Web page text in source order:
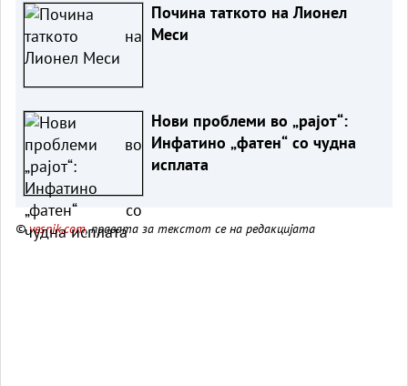
Почина таткото на Лионел
Меси
Нови проблеми во „рајот“:
Инфатино „фатен“ со чудна
исплата
©vesnik.com, правата за текстот се на редакцијата